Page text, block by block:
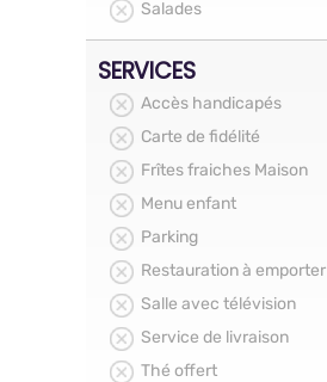
Salades
SERVICES
Accès handicapés
Carte de fidélité
Frîtes fraiches Maison
Menu enfant
Parking
Restauration à emporter
Salle avec télévision
Service de livraison
Thé offert